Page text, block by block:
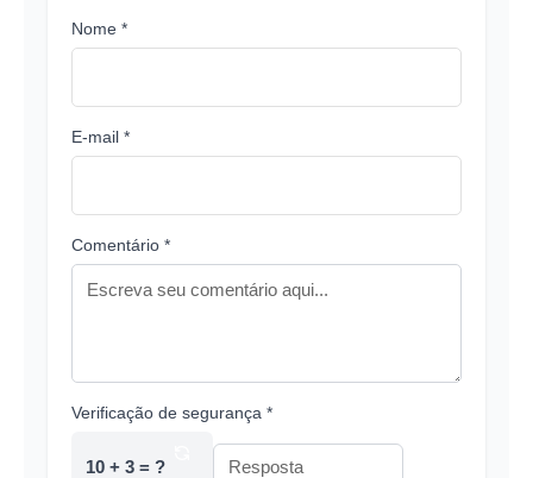
Nome *
E-mail *
Comentário *
Verificação de segurança *
10 + 3 = ?